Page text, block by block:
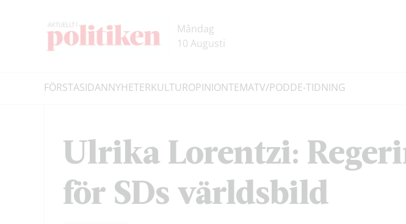
Måndag
10 Augusti
FÖRSTASIDANNYHETERKULTUROPINIONTEMATV/PODDE-TIDNING
Ulrika Lorentzi:
för SDs världsbild